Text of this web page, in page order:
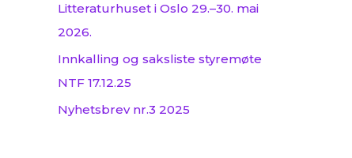
Litteraturhuset i Oslo 29.–30. mai
2026.
Innkalling og saksliste styremøte
NTF 17.12.25
Nyhetsbrev nr.3 2025